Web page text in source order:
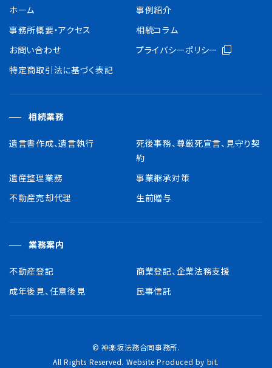
ホーム
事例紹介
事務所概要・アクセス
相続コラム
お問い合わせ
プライバシーポリシー
特定商取引法に基づく表記
相続業務
遺言書作成、遺言執行
死後事務、尊厳死宣言、見守り契
約
遺産整理業務
事業継承対策
不動産売却代理
生前贈与
業務案内
不動産登記
商業登記、企業法務支援
成年後見、任意後見
民事信託
© 神楽坂法務合同事務所.
All Rights Reserved. Website Produced by bit.